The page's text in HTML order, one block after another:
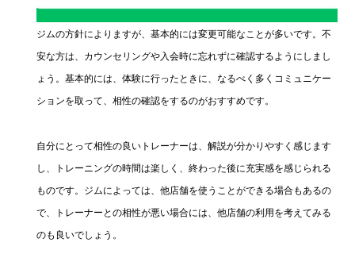
ジムの方針によりますが、基本的には変更可能なことが多いです。不
安な方は、カウンセリングや入会時に忘れずに確認するようにしまし
ょう。基本的には、体験に行ったときに、なるべく多くコミュニケー
ションを取って、相性の確認をするのがおすすめです。
自分にとって相性の良いトレーナーは、解説が分かりやすく感じます
し、トレーニングの時間は楽しく、終わった後に充実感を感じられる
ものです。ジムによっては、他店舗を使うことができる場合もあるの
で、トレーナーとの相性が悪い場合には、他店舗の利用を考えてみる
のも良いでしょう。